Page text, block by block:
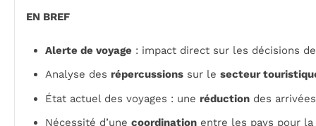
EN BREF
Alerte de voyage : impact direct sur les décisions
Analyse des répercussions sur le secteur
État actuel des voyages : une réduction des
Nécessité d’une coordination entre les pays pour